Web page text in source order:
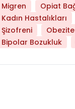
Migren
Opiat
Kadın Hastalıkları
Şizofreni
Obezite
Bipolar Bozukluk